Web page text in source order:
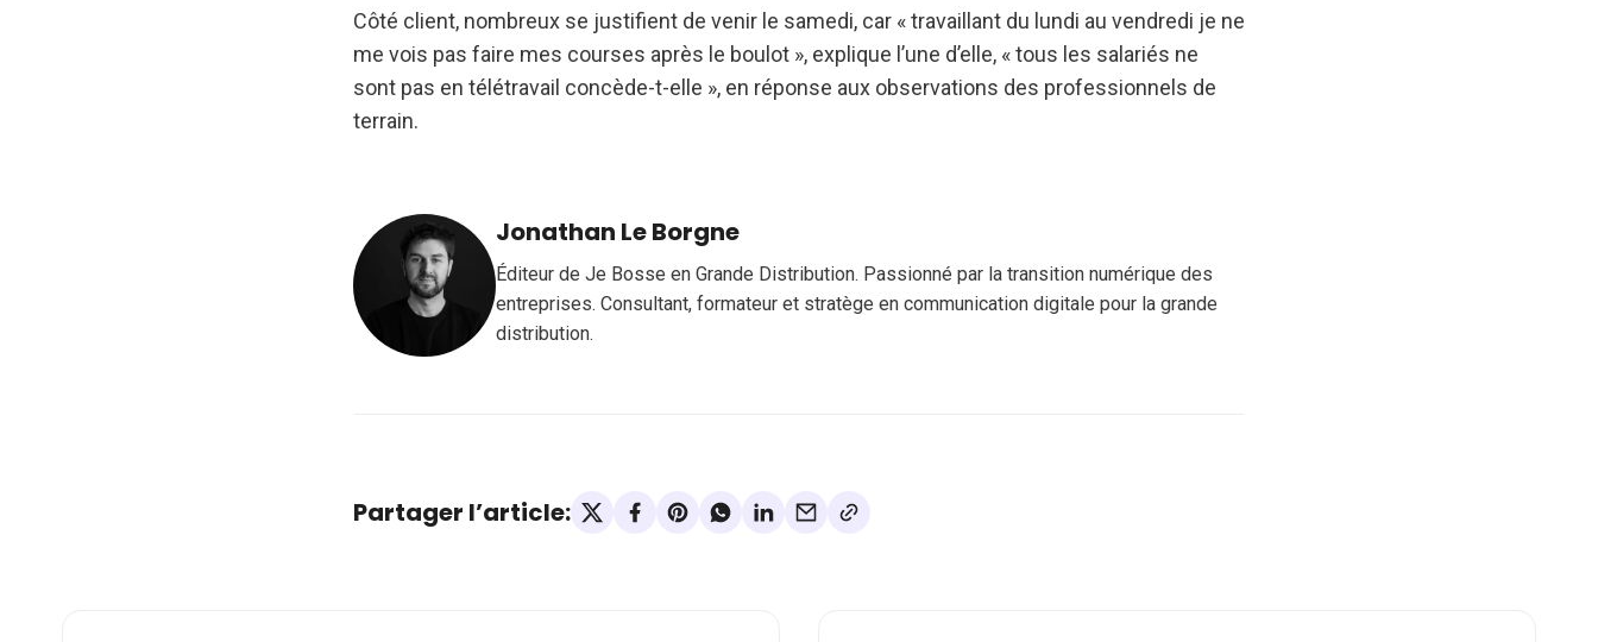
Côté client, nombreux se justifient de venir le samedi, car « travaillant du lundi au vendredi je ne
me vois pas faire mes courses après le boulot », explique l’une d’elle, « tous les salariés ne
sont pas en télétravail concède-t-elle », en réponse aux observations des professionnels de
terrain.
Jonathan Le Borgne
Éditeur de Je Bosse en Grande Distribution. Passionné par la transition numérique des
entreprises. Consultant, formateur et stratège en communication digitale pour la grande
distribution.
Partager l’article: